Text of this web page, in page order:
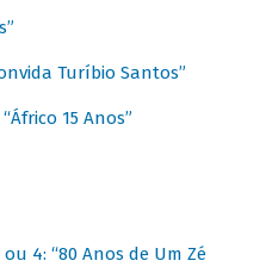
Turíbio Santos”
15 Anos”
4: “80 Anos de Um Zé